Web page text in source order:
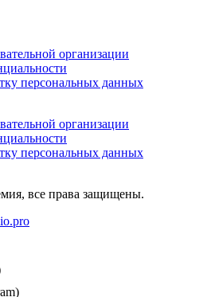
организации
персональных данных
организации
персональных данных
все права защищены.